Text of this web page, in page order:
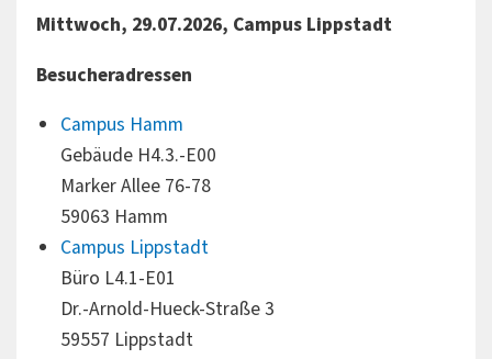
Mittwoch, 29.07.2026, Campus Lippstadt
Besucheradressen
Campus Hamm
Gebäude H4.3.-E00
Marker Allee 76-78
59063 Hamm
Campus Lippstadt
Büro L4.1-E01
Dr.-Arnold-Hueck-Straße 3
59557 Lippstadt